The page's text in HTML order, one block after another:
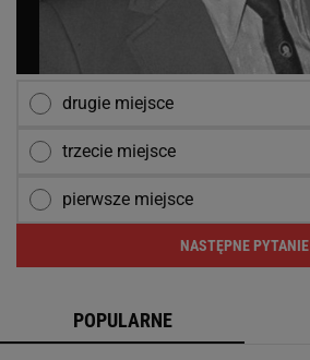
drugie miejsce
trzecie miejsce
pierwsze miejsce
NASTĘPNE PYTANIE
POPULARNE